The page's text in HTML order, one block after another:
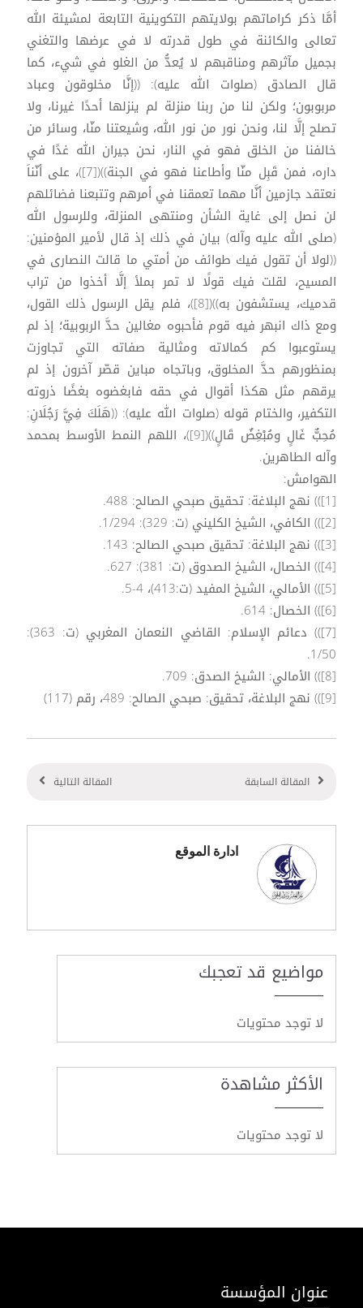
أمَّا ذكر كراماتهم بولايتهم التكوينية التابعة لمشيئة الله
تعالى والكائنة في طول قدرته لا في عرضها والتغني
بجميل مآثرهم ومناقبهم لا يُعدُّ من الغلو في شيء، كما
قال الصادق (صلوات الله عليه): ((إنَّا مخلوقون وعباد
مربوبون؛ ولكن لنا من ربنا منزلة لم ينزلها أحدًا غيرنا، ولا
تصلح إلَّا لنا، ونحن نور من نور الله، وشيعتنا منّا، وسائر من
خالفنا من الخلق فهو في النار، نحن جيران الله غدًا في
داره، فمن قَبِل منّا وأطاعنا فهو في الجنة))([7])، على أنّناَ
نعتقد جازمين أنَّا مهما تعمقنا في أمرهم وتتبعنا فضائلهم
لن نصل إلى غاية الشأن ومنتهى المنزلة، وللرسول الله
(صلى الله عليه وآله) بيان في ذلك إذ قال لأمير المؤمنين:
((لولا أن تقول فيك طوائف من أمتي ما قالت النصارى في
المسيح، لقلت فيك قولًا لا تمر بملأ إلَّا أخذوا من تراب
قدميك، يستشفون به))([8])، فلم يقل الرسول ذلك القول،
ومع ذاك انبهر فيه قوم فأحبوه مغالين حدَّ الربوبية؛ إذ لم
يستوعبوا كم كمالاته ومثالية صفاته التي تجاوزت
بمنظورهم حدَّ المخلوق، وباتجاه مباين قصّر آخرون إذ لم
يرقهم مثل هكذا أقوال في حقه فابغضوه بغضًا ذروته
التكفير، والختام قوله (صلوات الله عليه): ((هَلَكَ فِيَّ رَجُلَانِ:
مُحِبٌّ غَالٍ ومُبْغِضٌ قَالٍ))([9])، اللهم النمط الأوسط بمحمد
وآله الطاهرين.
الهوامش:
[1])) نهج البلاغة: تحقيق صبحي الصالح: 488.
[2])) الكافي، الشيخ الكليني (ت: 329): 1/294.
[3])) نهج البلاغة: تحقيق صبحي الصالح: 143.
[4])) الخصال، الشيخ الصدوق (ت: 381): 627.
[5])) الأمالي، الشيخ المفيد (ت:413)، 4-5.
[6])) الخصال: 614.
[7])) دعائم الإسلام: القاضي النعمان المغربي (ت: 363):
1/50.
[8])) الأمالي: الشيخ الصدق: 709.
[9])) نهج البلاغة، تحقيق: صبحي الصالح: 489، رقم (117)
المقالة السابقة المقالة التالية
ادارة الموقع
مواضيع قد تعجبك
لا توجد محتويات
الأكثر مشاهدة
لا توجد محتويات
عنوان المؤسسة